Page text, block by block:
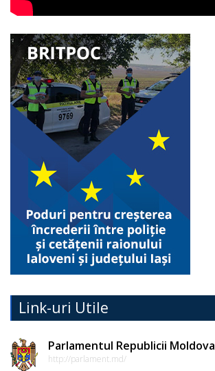
Link-uri Utile
Parlamentul Republicii Moldova
http://parlament.md/